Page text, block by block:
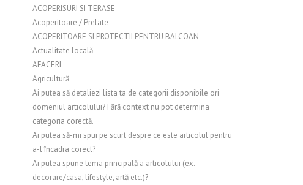
ACOPERISURI SI TERASE
Acoperitoare / Prelate
ACOPERITOARE SI PROTECTII PENTRU BALCOAN
Actualitate locală
AFACERI
Agricultură
Ai putea să detaliezi lista ta de categorii disponibile ori
domeniul articolului? Fără context nu pot determina
categoria corectă.
Ai putea să-mi spui pe scurt despre ce este articolul pentru
a-l încadra corect?
Ai putea spune tema principală a articolului (ex.
decorare/casa, lifestyle, artă etc.)?